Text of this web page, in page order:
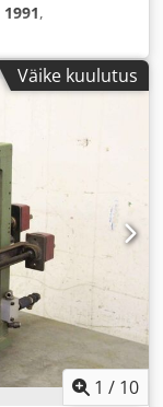
1991,
Väike kuulutus
1 / 10